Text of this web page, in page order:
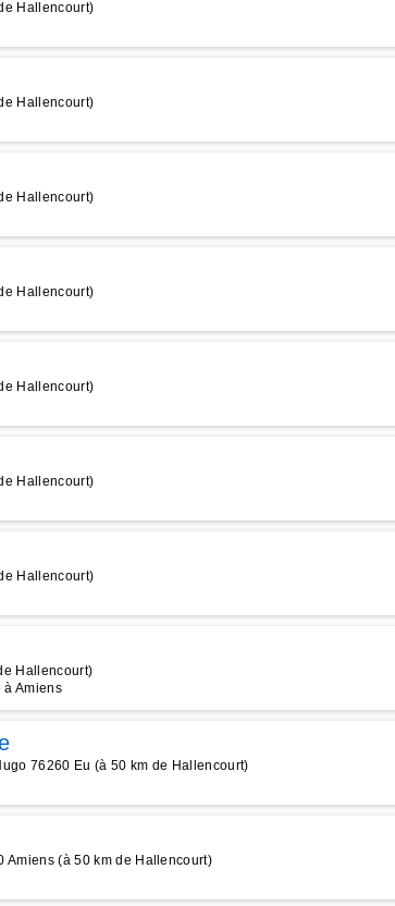
Hallencourt)
Hallencourt)
Hallencourt)
Hallencourt)
Hallencourt)
Hallencourt)
Hallencourt)
Hallencourt)
Amiens
76260 Eu (à 50 km de Hallencourt)
Amiens (à 50 km de Hallencourt)